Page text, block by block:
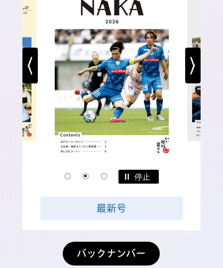
2026年8月5日 New!
地域子育て支援センターつぼみ「あそびの
広場」
2026年8月5日 New!
令和8年9月入所保育施設受入れ見込み状
2026年8月5日 New!
危険ブロック塀等の除却を行うかたへの補
助金（令和8年度の申請は10月30日まで）
木造住宅の耐震化に対して支援します（令
New!
停止
最新号
バックナンバー